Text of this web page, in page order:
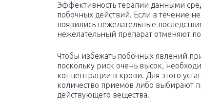
Эффективность терапии данными
побочных действий. Если в течение
появились нежелательные
нежелательный препарат отменяют
Чтобы избежать побочных явлений
поскольку риск очень высок,
концентрации в крови. Для этого
количество приемов либо выбирают
действующего вещества.